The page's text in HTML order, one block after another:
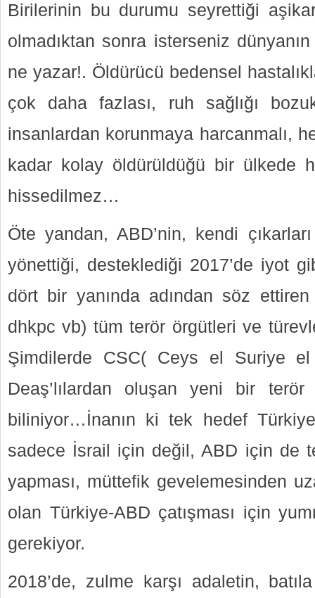
Birilerinin bu durumu seyrettiği
olmadıktan sonra isterseniz
ne yazar!. Öldürücü bedensel
çok daha fazlası, ruh sağlığı
insanlardan korunmaya harcanmalı,
kadar kolay öldürüldüğü bir ülkede
hissedilmez…
Öte yandan, ABD’nin, kendi
yönettiği, desteklediği 2017’de iyot
dört bir yanında adından söz
dhkpc vb) tüm terör örgütleri ve
Şimdilerde CSC( Ceys el Suriye
Deaş’lılardan oluşan yeni bir terör
biliniyor…İnanın ki tek hedef
sadece İsrail için değil, ABD için de
yapması, müttefik gevelemesinden
olan Türkiye-ABD çatışması için
gerekiyor.
2018’de, zulme karşı adaletin,